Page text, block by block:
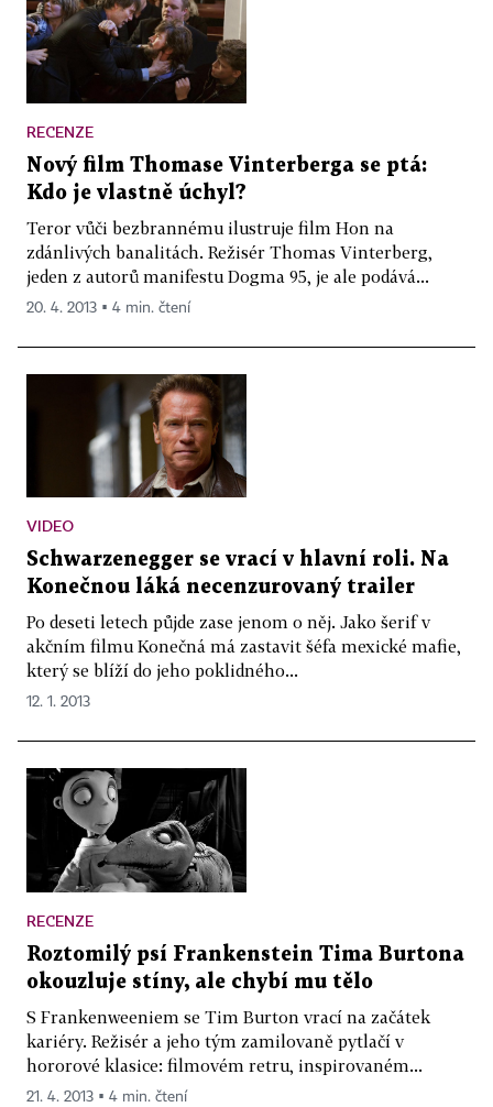
RECENZE
Nový film Thomase Vinterberga se ptá:
Kdo je vlastně úchyl?
Teror vůči bezbrannému ilustruje film Hon na
zdánlivých banalitách. Režisér Thomas Vinterberg,
jeden z autorů manifestu Dogma 95, je ale podává...
20. 4. 2013 ▪ 4 min. čtení
VIDEO
Schwarzenegger se vrací v hlavní roli. Na
Konečnou láká necenzurovaný trailer
Po deseti letech půjde zase jenom o něj. Jako šerif v
akčním filmu Konečná má zastavit šéfa mexické mafie,
který se blíží do jeho poklidného...
12. 1. 2013
RECENZE
Roztomilý psí Frankenstein Tima Burtona
okouzluje stíny, ale chybí mu tělo
S Frankenweeniem se Tim Burton vrací na začátek
kariéry. Režisér a jeho tým zamilovaně pytlačí v
hororové klasice: filmovém retru, inspirovaném...
21. 4. 2013 ▪ 4 min. čtení